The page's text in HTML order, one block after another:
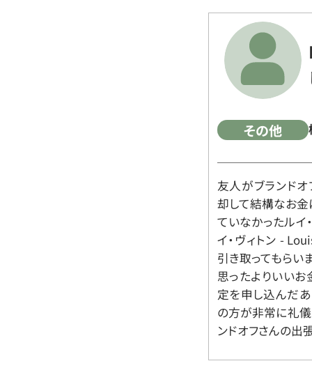
その他
友人がブランド
却して結構なお金
ていなかったルイ
イ・ヴィトン -
引き取ってもらい
思ったよりいいお
定を申し込んだ
の方が非常に礼儀
ンドオフさんの出